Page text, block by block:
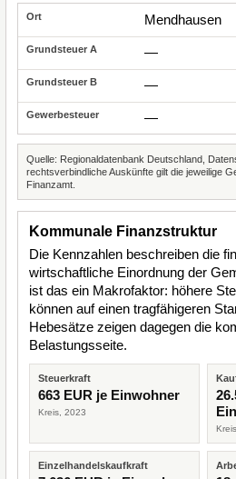
Mendhausen
—
—
—
Quelle: Regionaldatenbank Deutschland,
rechtsverbindliche Auskünfte gilt die jeweilige
Finanzamt.
Kommunale Finanzstruktur
Die Kennzahlen beschreiben die
wirtschaftliche Einordnung der
ist das ein Makrofaktor: höhere
können auf einen tragfähigeren
Hebesätze zeigen dagegen die
Belastungsseite.
Steuerkraft
663 EUR je Einwohner
Kreis, 2023
Einzelhandelskaufkraft